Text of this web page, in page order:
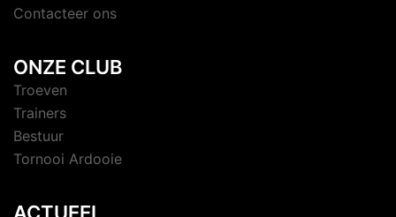
Contacteer ons
ONZE CLUB
Troeven
Trainers
Bestuur
Tornooi Ardooie